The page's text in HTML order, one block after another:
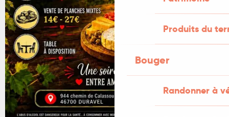
Produits du
Bouger
Randonner à